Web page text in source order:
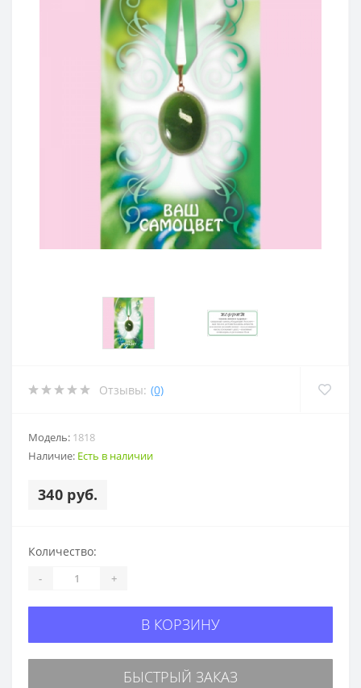
Отзывы: (0)
Модель: 1818
Наличие: Есть в наличии
340 руб.
Количество:
- +
В КОРЗИНУ
БЫСТРЫЙ ЗАКАЗ